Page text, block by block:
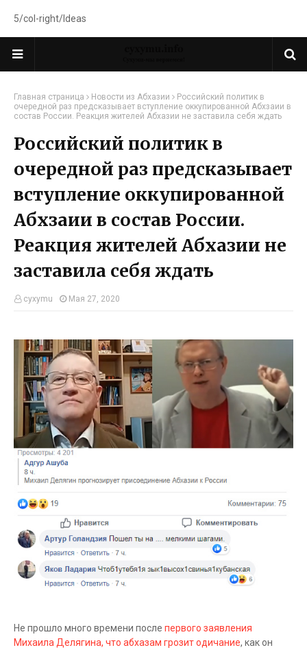
5/col-right/Ideas
Главная страница Новости из Абхазии
Российский политик в
очередной раз предсказывает вступление оккупированной Абхзаии в
состав России. Реакция жителей Абхазии не заставила себя ждать
Российский политик в
очередной раз предсказывает
вступление оккупированной
Абхзаии в состав России.
Реакция жителей Абхазии не
заставила себя ждать
cyxymu Мая 27, 2020
Не прошло много времени после первого заявления
Михаила Делягина, что абхазам грозит одичание, как он